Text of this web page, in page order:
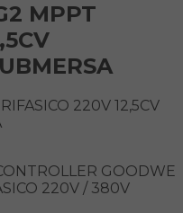
MPPT
220V 12,5CV